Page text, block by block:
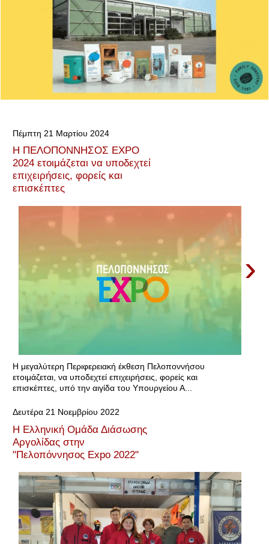
Πέμπτη 21 Μαρτίου 2024
Η ΠΕΛΟΠΟΝΝΗΣΟΣ EXPO
2024 ετοιμάζεται να υποδεχτεί
επιχειρήσεις, φορείς και
επισκέπτες
›
Η μεγαλύτερη Περιφερειακή έκθεση Πελοποννήσου
ετοιμάζεται, να υποδεχτεί επιχειρήσεις, φορείς και
επισκέπτες, υπό την αιγίδα του Υπουργείου Α...
Δευτέρα 21 Νοεμβρίου 2022
Η Ελληνική Ομάδα Διάσωσης
Αργολίδας στην
"Πελοπόννησος Expo 2022"